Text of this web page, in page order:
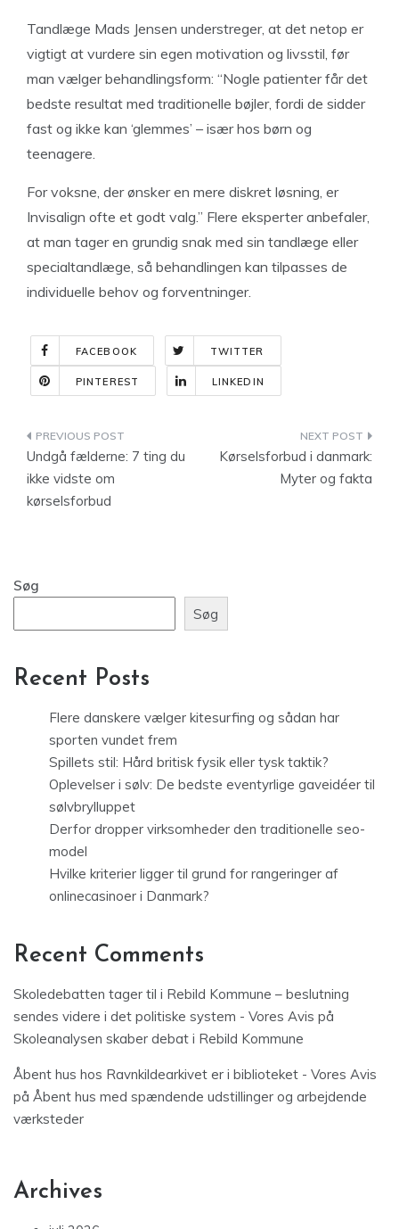
Tandlæge Mads Jensen understreger, at det netop er
vigtigt at vurdere sin egen motivation og livsstil, før
man vælger behandlingsform: “Nogle patienter får det
bedste resultat med traditionelle bøjler, fordi de sidder
fast og ikke kan ‘glemmes’ – især hos børn og
teenagere.
For voksne, der ønsker en mere diskret løsning, er
Invisalign ofte et godt valg.” Flere eksperter anbefaler,
at man tager en grundig snak med sin tandlæge eller
specialtandlæge, så behandlingen kan tilpasses de
individuelle behov og forventninger.
FACEBOOK TWITTER
PINTEREST LINKEDIN
Indlægsnavigation
Undgå fælderne: 7 ting du
ikke vidste om
kørselsforbud
Kørselsforbud i danmark:
Myter og fakta
Søg
Søg
Recent Posts
Flere danskere vælger kitesurfing og sådan har
sporten vundet frem
Spillets stil: Hård britisk fysik eller tysk taktik?
Oplevelser i sølv: De bedste eventyrlige gaveidéer til
sølvbrylluppet
Derfor dropper virksomheder den traditionelle seo-
model
Hvilke kriterier ligger til grund for rangeringer af
onlinecasinoer i Danmark?
Recent Comments
Skoledebatten tager til i Rebild Kommune – beslutning
sendes videre i det politiske system - Vores Avis på
Skoleanalysen skaber debat i Rebild Kommune
Åbent hus hos Ravnkildearkivet er i biblioteket - Vores Avis
på Åbent hus med spændende udstillinger og arbejdende
værksteder
Archives